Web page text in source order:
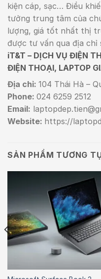
kiện cáp, sạc… Điều
tưởng trung tâm của
lượng, giá tốt nhất thị
được tư vấn qua địa chỉ
iT&T – DỊCH VỤ ĐIỆN
ĐIỆN THOẠI, LAPTOP
Địa chỉ: 104 Thái Hà –
Phone: 024 6259 2512
Email:
Website: https://
SẢN PHẨM TƯƠNG